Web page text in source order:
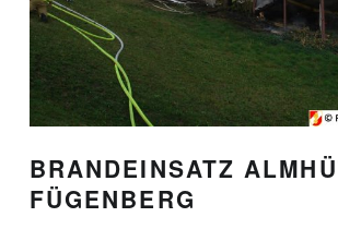
BRANDEINSATZ
FÜGENBERG